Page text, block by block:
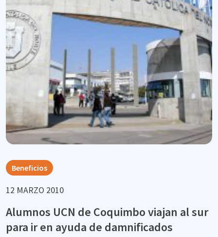
Beneficios
12 MARZO 2010
Alumnos UCN de Coquimbo viajan al sur
para ir en ayuda de damnificados